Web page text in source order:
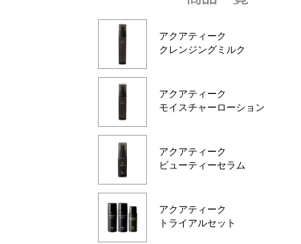
アクアティーク
クレンジングミルク
アクアティーク
モイスチャーローション
アクアティーク
ビューティーセラム
アクアティーク
トライアルセット